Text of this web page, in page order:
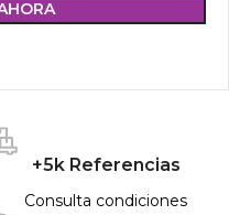
+5k Referencias
Consulta condiciones